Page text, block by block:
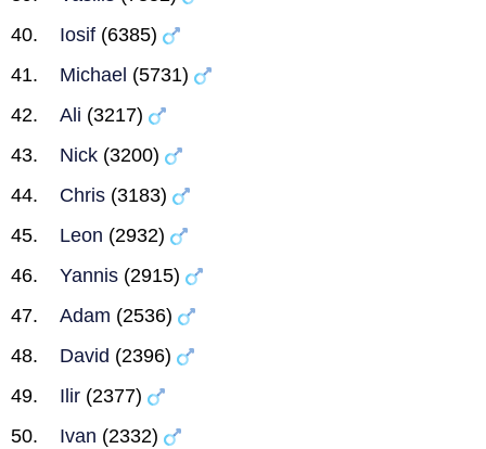
Iosif (6385)
Michael (5731)
Ali (3217)
Nick (3200)
Chris (3183)
Leon (2932)
Yannis (2915)
Adam (2536)
David (2396)
Ilir (2377)
Ivan (2332)